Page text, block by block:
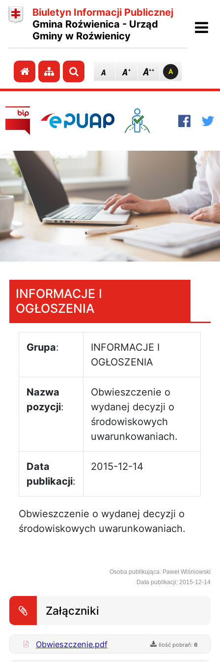
Biuletyn Informacji Publicznej
Gmina Roźwienica - Urząd
Gminy w Roźwienicy
Przejdź do strony głównej
Przejdź do mapy strony
Szukaj
INFORMACJE I
OGŁOSZENIA
Grupa:
INFORMACJE I
OGŁOSZENIA
Nazwa
pozycji:
Obwieszczenie o
wydanej decyzji o
środowiskowych
uwarunkowaniach.
Data
publikacji:
2015-12-14
Obwieszczenie o wydanej decyzji o
środowiskowych uwarunkowaniach.
Osoba publikująca: Paweł Wiśniowski
Data publikacji: 2015-12-14
Załączniki
Obwieszczenie.pdf Ilość pobrań:6